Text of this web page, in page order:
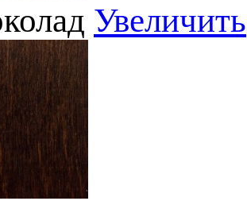
Увеличить